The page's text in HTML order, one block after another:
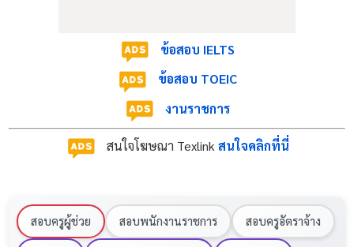
Facebook และเว็บไซต์ www.chaonuea.ac.th
คัดเลือก (สอบข้อเขียน):28 พฤษภาคม 2569 เวลา
09.00 น. (วิชาชีพครูและวิชาเอก)
สอบสัมภาษณ์/สาธิตการสอน: 28 พฤษภาคม 2569
ตั้งแต่เวลา 11.30 น. เป็นต้นไป
รายงานตัวและเริ่มปฏิบัติหน้าที่:1 มิถุนายน 2569
ข้อสอบ IELTS
ข้อสอบ TOEIC
งานราชการ
สนใจโฆษณา Texlink สนใจคลิกที่นี่
สอบครูผู้ช่วย สอบพนักงานราชการ สอบครูอัตราจ้าง